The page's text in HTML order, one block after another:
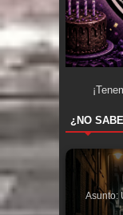
¿NO
Asunto: